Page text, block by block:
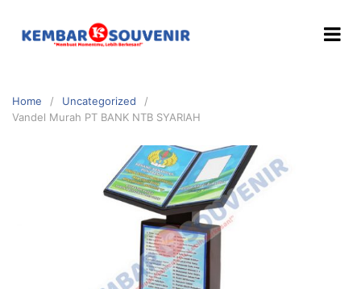
Home
Uncategorized
Vandel Murah PT BANK NTB SYARIAH